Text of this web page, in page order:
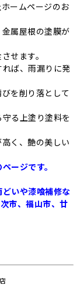
ームページのお
属屋根の塗膜が
せます。
ば、雨漏りに発
を削り落として
る上塗り塗料を
く、艶の美しい
ージです。
いや漆喰補修な
市、福山市、廿